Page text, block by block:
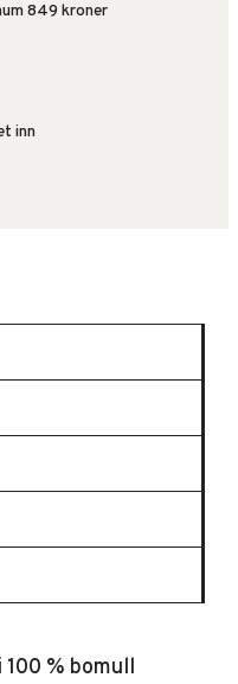
849 kroner
inn
% bomull